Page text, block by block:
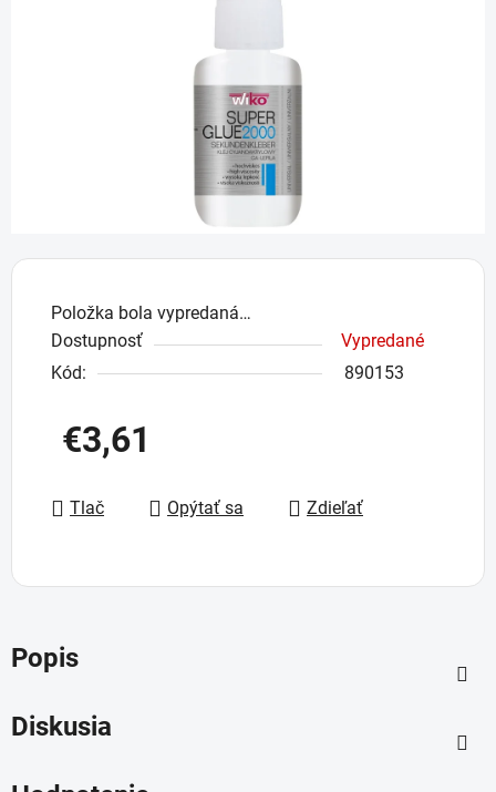
Položka bola vypredaná…
Dostupnosť
Vypredané
Kód:
890153
€3,61
Tlač
Opýtať sa Zdieľať
Popis
Diskusia